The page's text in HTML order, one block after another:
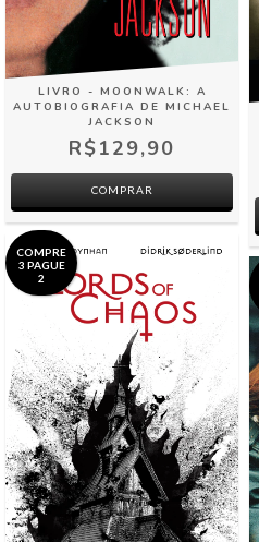
LIVRO - MOONWALK: A
AUTOBIOGRAFIA DE MICHAEL
JACKSON
R$129,90
COMPRAR
COMPRE
3 PAGUE
2